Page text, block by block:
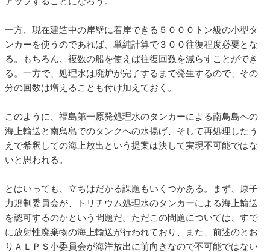
一方、現在建造中の岸壁に着岸できる５０００トン級の小型タ
ンカーを使うのであれば、単純計算で３００往復程度必要とな
る。もちろん、複数の船を使えば往復回数を減らすことができ
る。一方で、処理水は廃炉が完了するまで発生するので、その
分の回数は増えることも付け加えておく。
このように、福島第一原発処理水のタンカーによる南鳥島への
海上輸送と南鳥島でのタンクへの水揚げ、そして再処理したう
えで希釈しての海上放出という提案は決して実現不可能ではな
いと思われる。
とはいっても、立ちはだかる課題もいくつかある。まず、原子
力規制委員会が、トリチウム処理水のタンカーによる海上輸送
を認可するのかという問題だ。ただこの問題については、すで
に放射性廃棄物の海上輸送が行われており、また、前述のとお
りＡＬＰＳ小委員会が海洋放出に前向きなので不可能ではない